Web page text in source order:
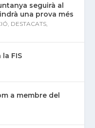
seguirà al
una prova més
DESTACATS
la FIS
a membre del